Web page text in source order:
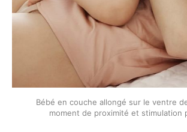
Bébé en couche allongé sur le ventre de
moment de proximité et stimulation